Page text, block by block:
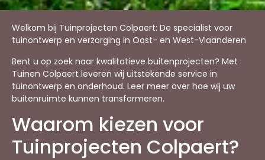
Welkom bij Tuinprojecten Colpaert: De specialist voor
tuinontwerp en verzorging in Oost- en West-Vlaanderen
Bent u op zoek naar kwalitatieve buitenprojecten? Met
Tuinen Colpaert leveren wij uitstekende service in
tuinontwerp en onderhoud. Leer meer over hoe wij uw
buitenruimte kunnen transformeren.
Waarom kiezen voor
Tuinprojecten Colpaert?